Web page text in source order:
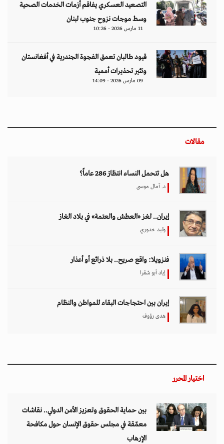
التصعيد العسكري يفاقم أزمات الخدمات الصحية
وسط موجات نزوح جنوب لبنان
11 مارس 2026 - 10:26
قيود طالبان تعمق الفجوة الجندرية في أفغانستان
وتثير تحذيرات أممية
09 مارس 2026 - 14:09
مقالات
هل تتحمل النساء انتظارَ 286 عاماً؟
د. آمال موسى
إيران.. لغز «العطش والعتمة» في بلاد الغاز
وليد خدوري
فنزويلا: واقع صريح.. بلا ذرائع أو أعذار
إياد أبو شقرا
إيران بين احتجاجات البقاء للمواطن والنظام
هدى رؤوف
اختيار المحرر
بين حماية الحقوق وتعزيز الأمن الدولي.. نقاشات
معمّقة في مجلس حقوق الإنسان حول مكافحة
الإرهاب